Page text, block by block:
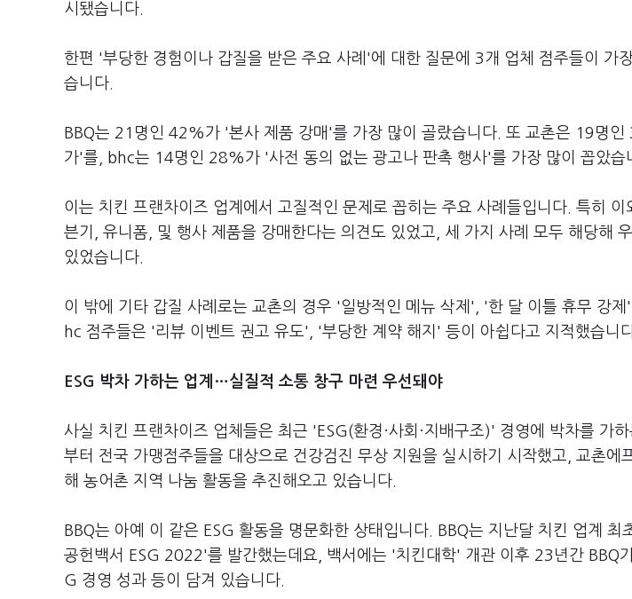
시됐습니다.
한편 '부당한 경험이나 갑질을 받은 주요 사례'에 대한 질문에 3개 업체 점주들이 가
습니다.
BBQ는 21명인 42%가 '본사 제품 강매'를 가장 많이 골랐습니다. 또 교촌은 19명
가'를, bhc는 14명인 28%가 '사전 동의 없는 광고나 판촉 행사'를 가장 많이 꼽았습
이는 치킨 프랜차이즈 업계에서 고질적인 문제로 꼽히는 주요 사례들입니다. 특히
븐기, 유니폼, 및 행사 제품을 강매한다는 의견도 있었고, 세 가지 사례 모두 해당해
있었습니다.
이 밖에 기타 갑질 사례로는 교촌의 경우 '일방적인 메뉴 삭제', '한 달 이틀 휴무 강
hc 점주들은 '리뷰 이벤트 권고 유도', '부당한 계약 해지' 등이 아쉽다고 지적했습니
ESG 박차 가하는 업계…실질적 소통 창구 마련 우선돼야
사실 치킨 프랜차이즈 업체들은 최근 'ESG(환경·사회·지배구조)' 경영에 박차를 가
부터 전국 가맹점주들을 대상으로 건강검진 무상 지원을 실시하기 시작했고, 교촌에
해 농어촌 지역 나눔 활동을 추진해오고 있습니다.
BBQ는 아예 이 같은 ESG 활동을 명문화한 상태입니다. BBQ는 지난달 치킨 업계 최
공헌백서 ESG 2022'를 발간했는데요, 백서에는 '치킨대학' 개관 이후 23년간 BBQ
G 경영 성과 등이 담겨 있습니다.